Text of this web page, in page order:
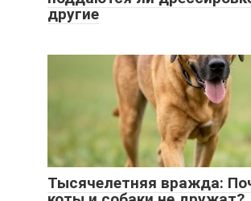
другие
Тысячелетняя вражда: